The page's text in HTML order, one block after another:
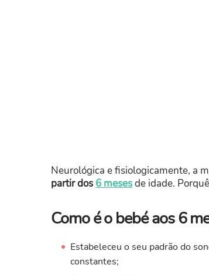
Neurológica e fisiologicamente, a
partir dos 6 mesesde idade.
Como é o bebé aos 6
Estabeleceu o seu padrão do
constantes;